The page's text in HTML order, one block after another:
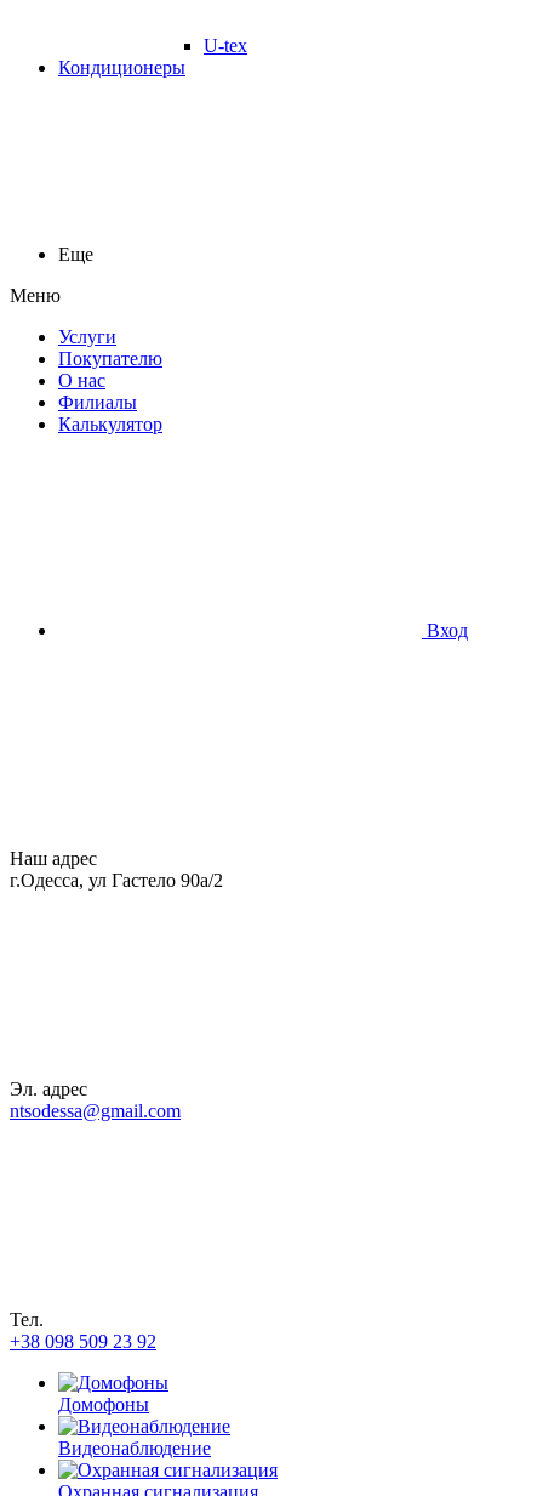
U-tex
Кондиционеры
Еще
Меню
Услуги
Покупателю
О нас
Филиалы
Калькулятор
Вход
Наш адрес
г.Одесса, ул Гастело 90а/2
Эл. адрес
ntsodessa@gmail.com
Тел.
+38 098 509 23 92
Домофоны
Видеонаблюдение
Охранная сигнализация